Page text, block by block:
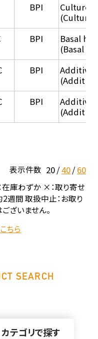
BPI
Culture
(Culture
BPI
Basal
(Basal
BPI
BPI
表示件数 20 40 60
庫わずか ×：取り寄せ
週間 取扱中止：お取り
ざいません。
ちら
SEARCH
カテゴリで探す